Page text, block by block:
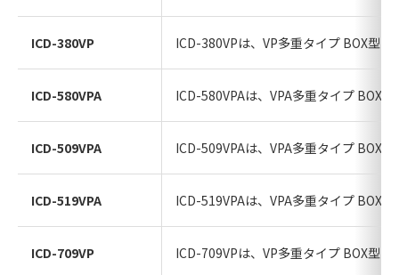
ICD-380VP ICD-380VPは、VP多重タイプ BOX型
ICD-580VPA ICD-580VPAは、VPA多重タイプ BOX
ICD-509VPA ICD-509VPAは、VPA多重タイプ BOX
ICD-519VPA ICD-519VPAは、VPA多重タイプ BOX
ICD-709VP ICD-709VPは、VP多重タイプ BOX型